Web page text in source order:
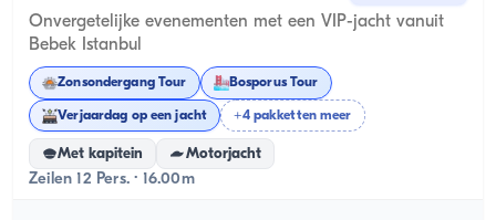
Onvergetelijke evenementen met een VIP-jacht vanuit
Bebek Istanbul
Zonsondergang Tour Bosporus Tour
Verjaardag op een jacht +4 pakketten meer
Met kapitein Motorjacht
Zeilen 12 Pers. · 16.00m